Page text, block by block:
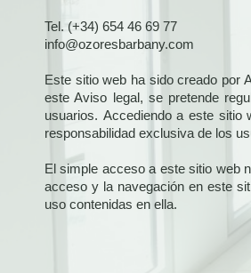
Tel. (+34) 654 46 69 77
info@ozoresbarbany.com
Este sitio web ha sido creado por
este Aviso legal, se pretende
usuarios. Accediendo a este sitio
responsabilidad exclusiva de los
El simple acceso a este sitio web
acceso y la navegación en este
uso contenidas en ella.